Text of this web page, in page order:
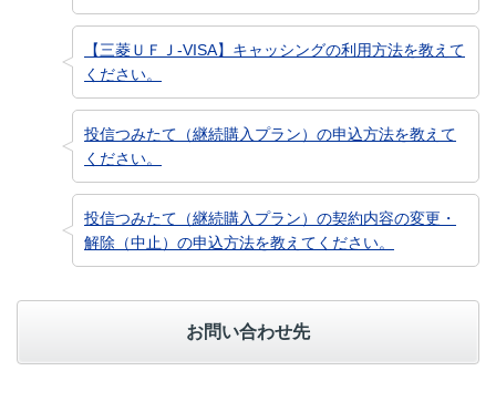
【三菱ＵＦＪ-VISA】キャッシングの利用方法を教えて
ください。
投信つみたて（継続購入プラン）の申込方法を教えて
ください。
投信つみたて（継続購入プラン）の契約内容の変更・
解除（中止）の申込方法を教えてください。
お問い合わせ先